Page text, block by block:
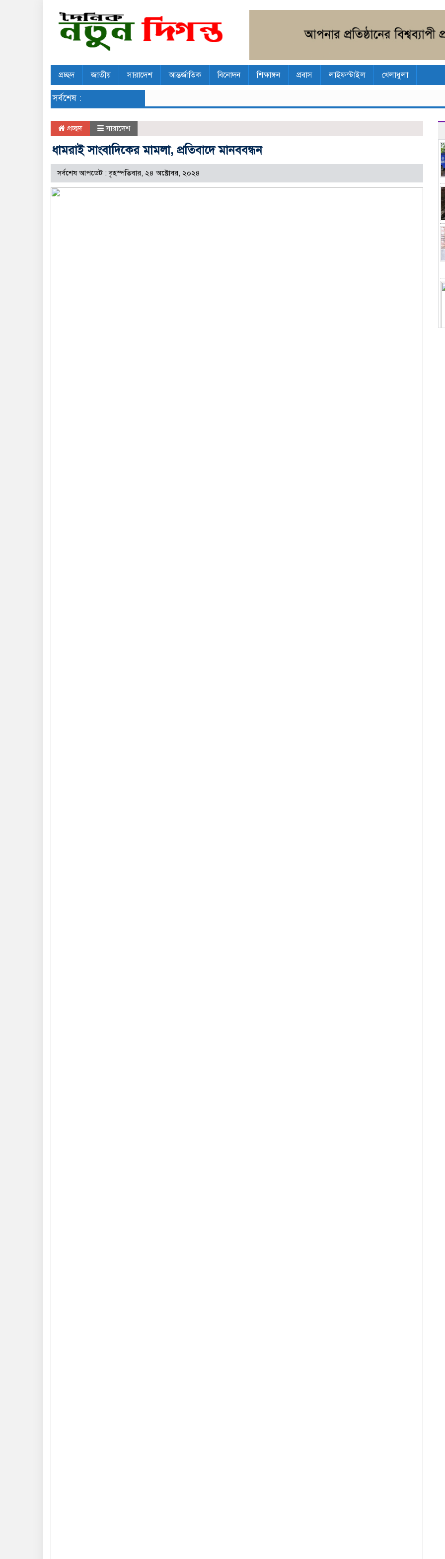
প্রচ্ছদ জাতীয় সারাদেশ আন্তর্জাতিক বিনোদন শিক্ষাঙ্গন প্রবাস লাইফস্টাইল খেলাধুলা
সর্বশেষ :
প্রচ্ছদ সারাদেশ
ধামরাই সাংবাদিকের মামলা, প্রতিবাদে মানববন্ধন
সর্বশেষ আপডেট : বৃহস্পতিবার, ২৪ অক্টোবর, ২০২৪